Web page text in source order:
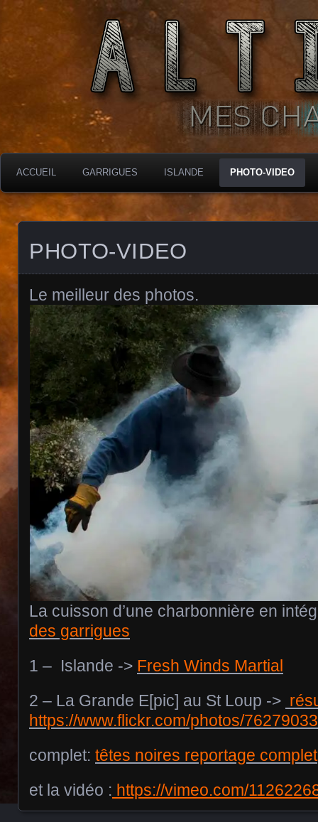
ALTIMARA
MES CHARBONNIÈRES
ACCUEIL GARRIGUES ISLANDE PHOTO-VIDEO
PHOTO-VIDEO
Le meilleur des photos.
La cuisson d’une charbonnière en
des garrigues
1 – Islande -> Fresh Winds Martial
2 – La Grande E[pic] au St Loup ->
https://www.flickr.com/photos/
complet: têtes noires reportage complet
et la vidéo : https://vimeo.com/